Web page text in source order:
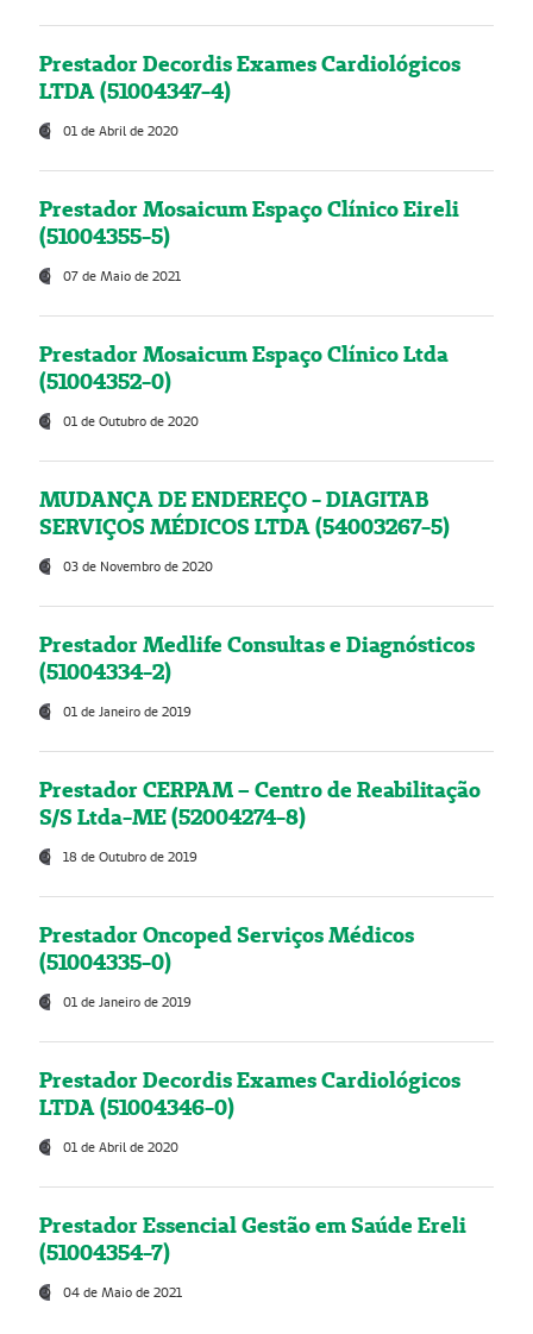
Prestador Decordis Exames Cardiológicos
LTDA (51004347-4)
01 de Abril de 2020
Prestador Mosaicum Espaço Clínico Eireli
(51004355-5)
07 de Maio de 2021
Prestador Mosaicum Espaço Clínico Ltda
(51004352-0)
01 de Outubro de 2020
MUDANÇA DE ENDEREÇO - DIAGITAB
SERVIÇOS MÉDICOS LTDA (54003267-5)
03 de Novembro de 2020
Prestador Medlife Consultas e Diagnósticos
(51004334-2)
01 de Janeiro de 2019
Prestador CERPAM – Centro de Reabilitação
S/S Ltda-ME (52004274-8)
18 de Outubro de 2019
Prestador Oncoped Serviços Médicos
(51004335-0)
01 de Janeiro de 2019
Prestador Decordis Exames Cardiológicos
LTDA (51004346-0)
01 de Abril de 2020
Prestador Essencial Gestão em Saúde Ereli
(51004354-7)
04 de Maio de 2021